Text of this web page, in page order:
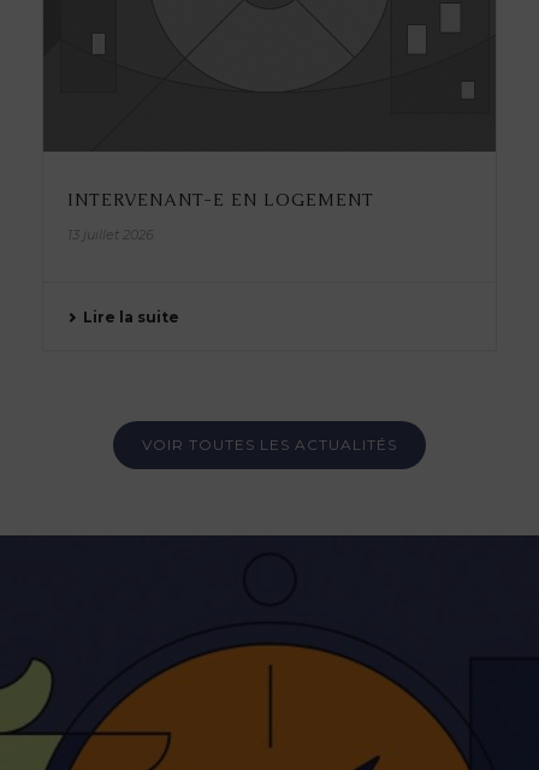
INTERVENANT-E EN LOGEMENT
13 juillet 2026
Lire la suite
VOIR TOUTES LES ACTUALITÉS